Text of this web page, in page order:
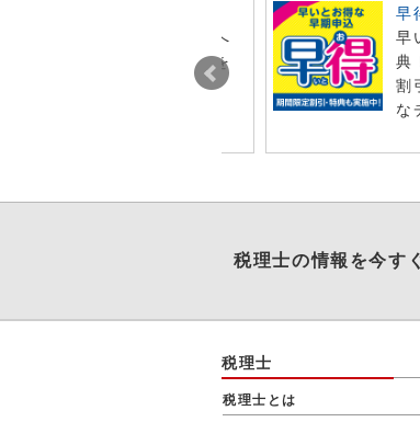
オンライン注文した商品へ
ビュー投稿で特典ポイントを
早
早
典
割
な
税理士の情報を今す
税理士
税理士とは